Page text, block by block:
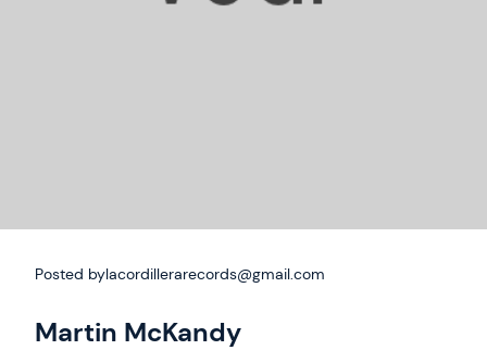
Posted bylacordillerarecords@gmail.com
Martin McKandy